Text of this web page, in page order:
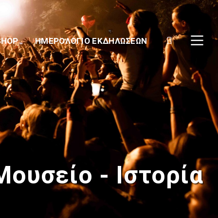
ΗΜΕΡΟΛΌΓΙΟ ΕΚΔΗΛΏΣΕΩΝ
- Ιστορία